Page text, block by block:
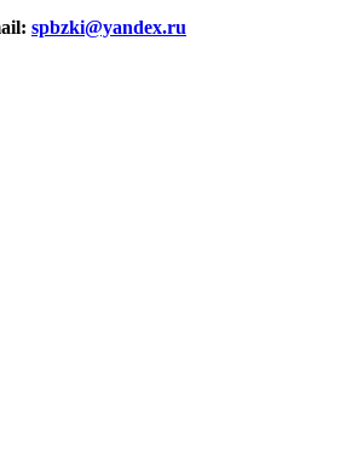
spbzki@yandex.ru